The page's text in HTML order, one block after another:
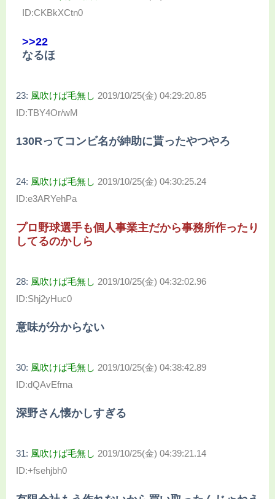
ID:CKBkXCtn0
>>22
なるほ
23: 風吹けば毛無し 2019/10/25(金) 04:29:20.85
ID:TBY4Or/wM
130Rってコンビ名が紳助に貰ったやつやろ
24: 風吹けば毛無し 2019/10/25(金) 04:30:25.24
ID:e3ARYehPa
プロ野球選手も個人事業主だから事務所作ったり
してるのかしら
28: 風吹けば毛無し 2019/10/25(金) 04:32:02.96
ID:Shj2yHuc0
意味が分からない
30: 風吹けば毛無し 2019/10/25(金) 04:38:42.89
ID:dQAvEfrna
深野さん懐かしすぎる
31: 風吹けば毛無し 2019/10/25(金) 04:39:21.14
ID:+fsehjbh0